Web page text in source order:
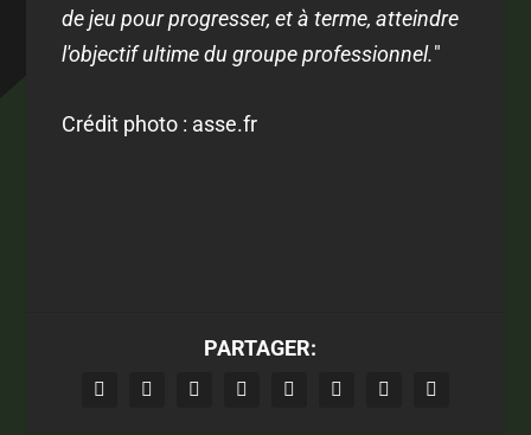
de jeu pour progresser, et à terme, atteindre
l'objectif ultime du groupe professionnel."
Crédit photo : asse.fr
PARTAGER: